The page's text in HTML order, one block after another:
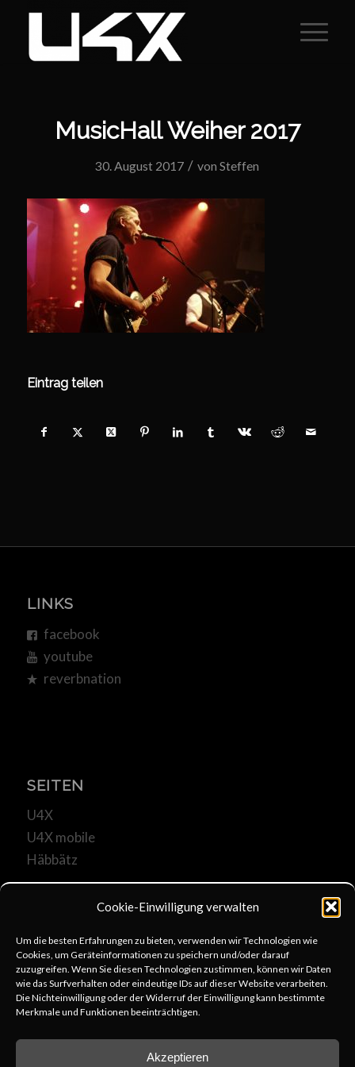
Cookie-Einwilligung verwalten
Um die besten Erfahrungen zu bieten, verwenden wir Technologien wie
Cookies, um Geräteinformationen zu speichern und/oder darauf
zuzugreifen. Wenn Sie diesen Technologien zustimmen, können wir Daten
wie das Surfverhalten oder eindeutige IDs auf dieser Website verarbeiten.
Die Nichteinwilligung oder der Widerruf der Einwilligung kann bestimmte
Merkmale und Funktionen beeinträchtigen.
Akzeptieren
MusicHall Weiher 2017
30. August 2017 / vonSteffen
Eintrag teilen
LINKS
facebook
youtube
reverbnation
SEITEN
U4X
U4X mobile
Häbbätz
KOMMUNIKATION
u4x@web.de
+49 6253 806333
schreib uns